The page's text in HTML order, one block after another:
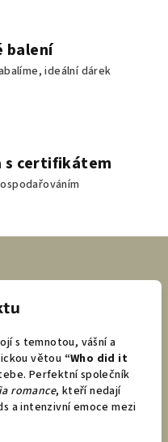
balení
ideální dárek
s certifikátem
s temnotou, vášní a
větou “Who did it
Perfektní společník
romance, kteří nedají
a intenzivní emoce mezi